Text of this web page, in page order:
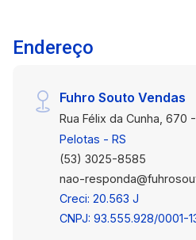
Endereço
Fuhro Souto Vendas
Rua Félix da Cunha, 670
Pelotas - RS
(53) 3025-8585
nao-
Creci: 20.563 J
CNPJ: 93.555.928/0001-